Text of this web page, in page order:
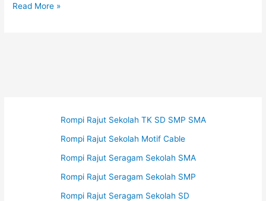
Kaos
Read More »
Rompi Rajut Sekolah TK SD SMP SMA
Rompi Rajut Sekolah Motif Cable
Rompi Rajut Seragam Sekolah SMA
Rompi Rajut Seragam Sekolah SMP
Rompi Rajut Seragam Sekolah SD